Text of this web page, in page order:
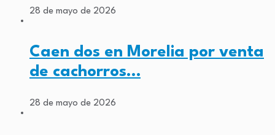
28 de mayo de 2026
Caen dos en Morelia por venta
de cachorros…
28 de mayo de 2026